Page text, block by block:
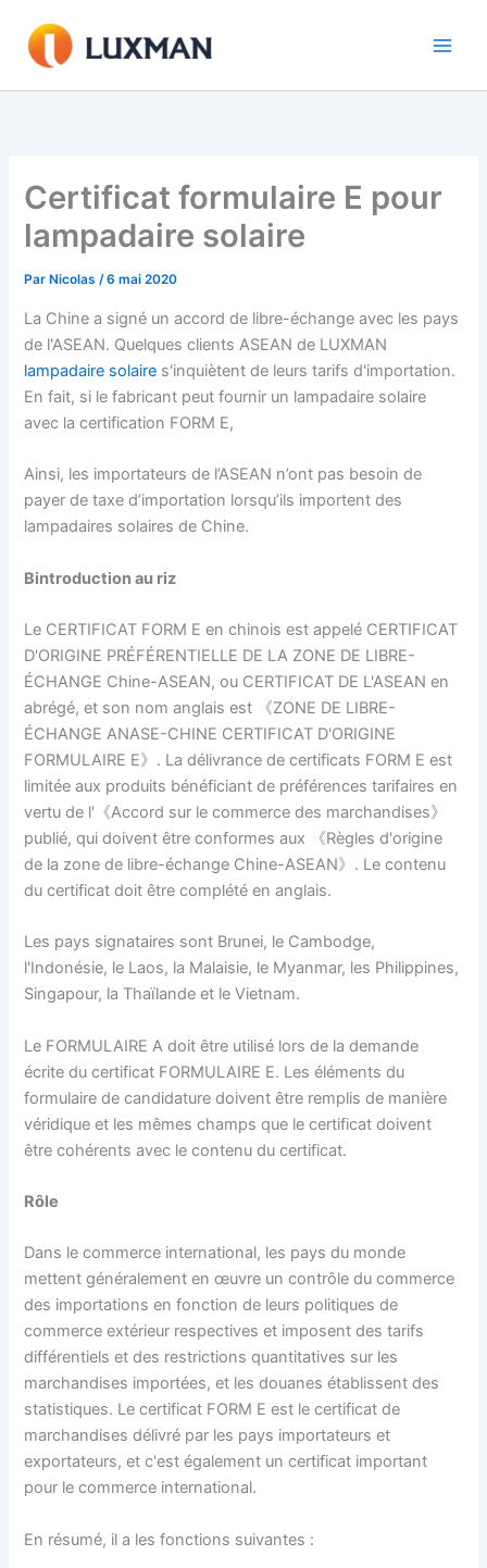
contenu
Certificat formulaire E pour
lampadaire solaire
Par Nicolas/6 mai 2020
La Chine a signé un accord de libre-échange avec les pays
de l'ASEAN. Quelques clients ASEAN de LUXMAN
lampadaire solaire s'inquiètent de leurs tarifs d'importation.
En fait, si le fabricant peut fournir un lampadaire solaire
avec la certification FORM E,
Ainsi, les importateurs de l’ASEAN n’ont pas besoin de
payer de taxe d’importation lorsqu’ils importent des
lampadaires solaires de Chine.
Bintroduction au riz
Le CERTIFICAT FORM E en chinois est appelé CERTIFICAT
D'ORIGINE PRÉFÉRENTIELLE DE LA ZONE DE LIBRE-
ÉCHANGE Chine-ASEAN, ou CERTIFICAT DE L'ASEAN en
abrégé, et son nom anglais est 《ZONE DE LIBRE-
ÉCHANGE ANASE-CHINE CERTIFICAT D'ORIGINE
FORMULAIRE E》. La délivrance de certificats FORM E est
limitée aux produits bénéficiant de préférences tarifaires en
vertu de l'《Accord sur le commerce des marchandises》
publié, qui doivent être conformes aux 《Règles d'origine
de la zone de libre-échange Chine-ASEAN》. Le contenu
du certificat doit être complété en anglais.
Les pays signataires sont Brunei, le Cambodge,
l'Indonésie, le Laos, la Malaisie, le Myanmar, les Philippines,
Singapour, la Thaïlande et le Vietnam.
Le FORMULAIRE A doit être utilisé lors de la demande
écrite du certificat FORMULAIRE E. Les éléments du
formulaire de candidature doivent être remplis de manière
véridique et les mêmes champs que le certificat doivent
être cohérents avec le contenu du certificat.
Rôle
Dans le commerce international, les pays du monde
mettent généralement en œuvre un contrôle du commerce
des importations en fonction de leurs politiques de
commerce extérieur respectives et imposent des tarifs
différentiels et des restrictions quantitatives sur les
marchandises importées, et les douanes établissent des
statistiques. Le certificat FORM E est le certificat de
marchandises délivré par les pays importateurs et
exportateurs, et c'est également un certificat important
pour le commerce international.
En résumé, il a les fonctions suivantes :